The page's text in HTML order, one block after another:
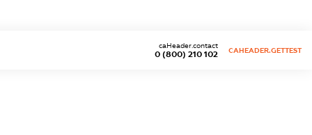
0 (800) 210 102
caHeader.contact
CAHEADER.GETTEST